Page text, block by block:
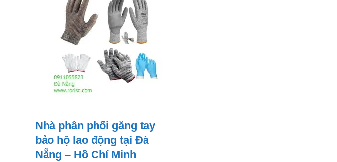
Nhà phân phối găng tay
bảo hộ lao động tại Đà
Nẵng – Hồ Chí Minh